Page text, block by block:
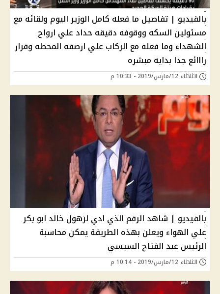
بالفيديو | تفاصيل ما فعله كامل الوزير اليوم ولقائه مع
مسئولين السكه ووقوفه دقيقه حداد علي ارواح
الشهداء وما فعله مع الركاب علي ارصفه المحطه وقرار
رااائع جدا بدايه مبشره
الثلاثاء 12/مارس/2019 - 10:33 م
بالفيديو | شاهد الرقم الذي ادي لزهول خالد ابو بكر
علي الهواء ويعلن بهذه الطريقة يمكن محاسبة
الرئيس عبد الفتاح السيسي
الثلاثاء 12/مارس/2019 - 10:14 م